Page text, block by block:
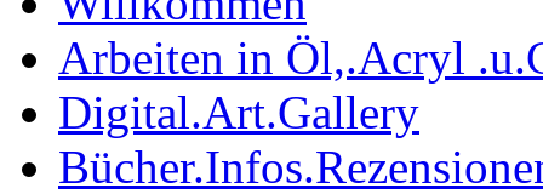
Arbeiten in Öl,.Acryl
Digital.Art.Gallery